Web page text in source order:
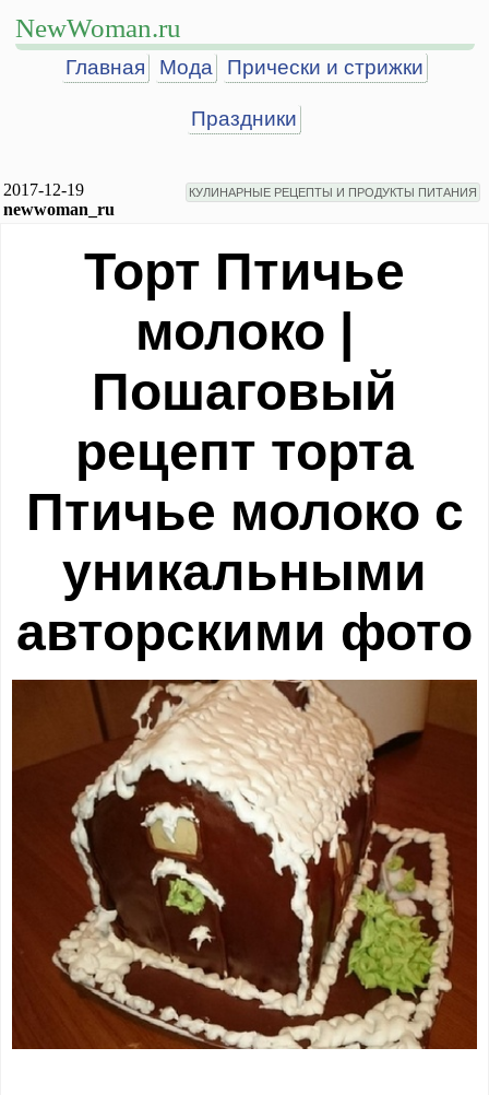
NewWoman.ru
Главная Мода Прически и стрижки
Праздники
2017-12-19
newwoman_ru
КУЛИНАРНЫЕ РЕЦЕПТЫ И ПРОДУКТЫ ПИТАНИЯ
Торт Птичье
молоко |
Пошаговый
рецепт торта
Птичье молоко с
уникальными
авторскими фото